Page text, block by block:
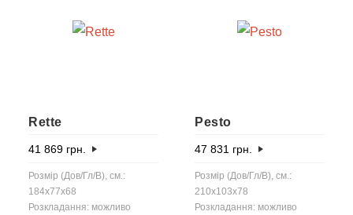
Rette
41 869 грн.
Розмір (Дов/Гл/В), см.:
184x77x68
Розкладання: можливо
Pesto
47 831 грн.
Розмір (Дов/Гл/В), см.:
210x103x78
Розкладання: можливо